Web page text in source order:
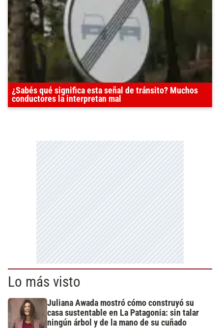
¿Sabés qué significa esta señal de tránsito? Muchos
conductores la interpretan mal
Lo más visto
Juliana Awada mostró cómo construyó su
casa sustentable en La Patagonia: sin talar
ningún árbol y de la mano de su cuñado